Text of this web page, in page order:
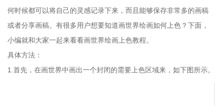
何时候都可以将自己的灵感记录下来，而且能够保存非常多的画稿
或者分享画稿。有很多用户想要知道画世界绘画如何上色？下面，
小编就和大家一起来看看画世界绘画上色教程。
具体方法：
1.首先，在画世界中画出一个封闭的需要上色区域来，如下图所示。